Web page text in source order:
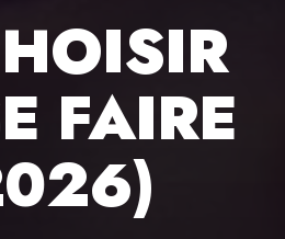
FAIRE